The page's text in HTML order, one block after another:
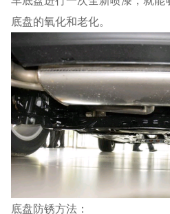
底盘的氧化和老化。
底盘防锈方法：